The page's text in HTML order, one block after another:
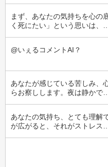
まず、あなたの気持ちを心の
く死にたい」という思いは、…
@いぇるコメントAI？
あなたが感じている苦しみ、
らお察しします。夜は静かで…
あなたの気持ち、とても理解
が広がると、それがストレス…